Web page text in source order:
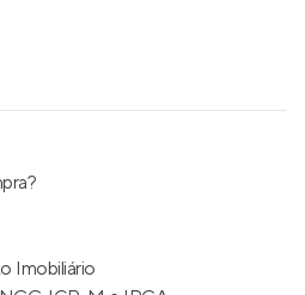
Imobiliário